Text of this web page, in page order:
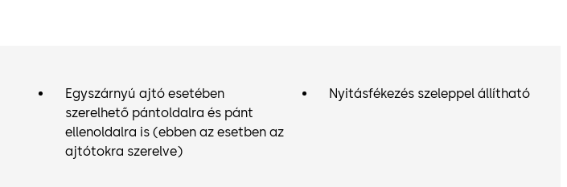
Egyszárnyú ajtó esetében
szerelhető pántoldalra és pánt
ellenoldalra is (ebben az esetben az
ajtótokra szerelve)
Nyitásfékezés szeleppel állítható